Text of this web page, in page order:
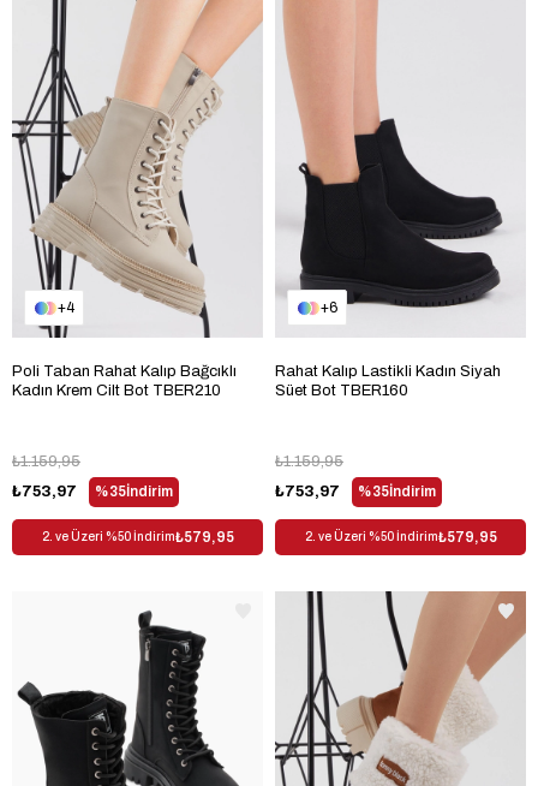
4
Poli Taban Rahat Kalıp Bağcıklı
Kadın Krem Cilt Bot TBER210
%35İndirim
₺753,97
₺1.159,95
2. ve Üzeri %50 İndirim₺579,95
6
Rahat Kalıp Lastikli Kadın Siyah
Süet Bot TBER160
%35İndirim
₺753,97
₺1.159,95
2. ve Üzeri %50 İndirim₺579,95